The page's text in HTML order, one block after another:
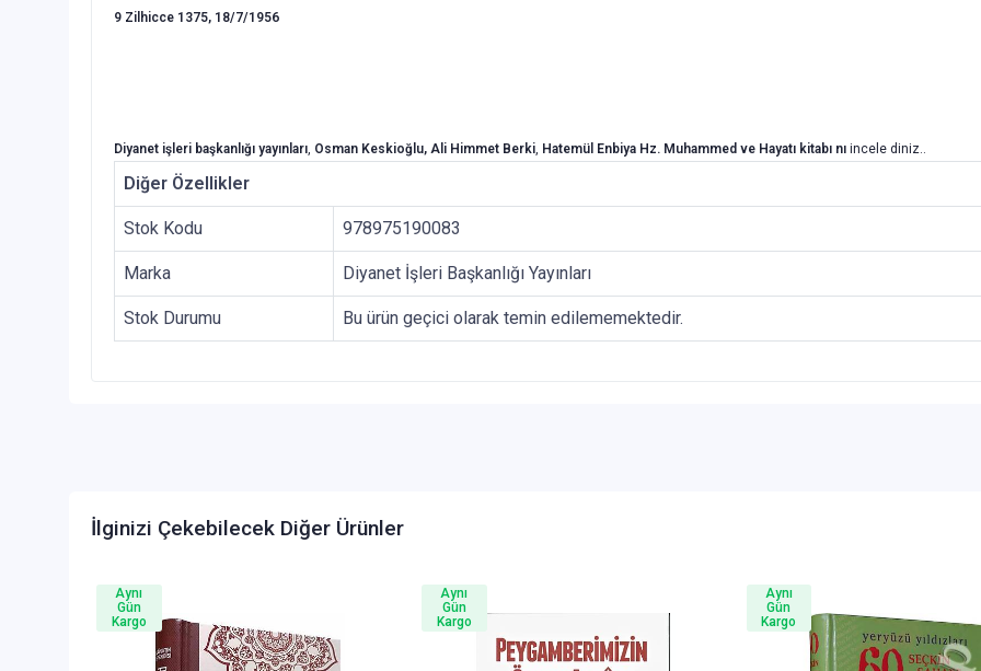
9 Zilhicce 1375, 18/7/1956
Diyanet işleri başkanlığı yayınları, Osman Keskioğlu, Ali Himmet Berki, Hatemül Enbiya Hz. Muhammed ve Hayatı kitabı nı incele diniz..
Diğer Özellikler
Stok Kodu 978975190083
Marka Diyanet İşleri Başkanlığı Yayınları
Stok Durumu Bu ürün geçici olarak temin edilememektedir.
İlginizi Çekebilecek Diğer Ürünler
Aynı
Gün
Kargo
Aynı
Gün
Kargo
Aynı
Gün
Kargo